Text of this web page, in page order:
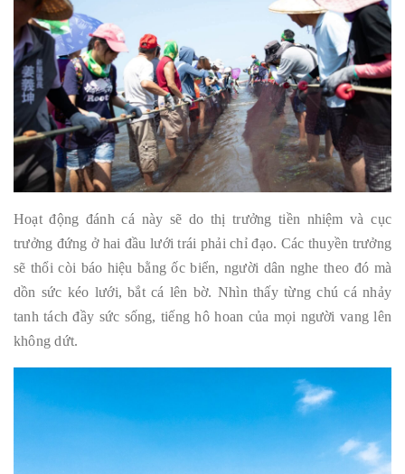
Hoạt động đánh cá này sẽ do thị trưởng tiền nhiệm và cục
trưởng đứng ở hai đầu lưới trái phải chỉ đạo. Các thuyền trưởng
sẽ thổi còi báo hiệu bằng ốc biển, người dân nghe theo đó mà
dồn sức kéo lưới, bắt cá lên bờ. Nhìn thấy từng chú cá nhảy
tanh tách đầy sức sống, tiếng hô hoan của mọi người vang lên
không dứt.